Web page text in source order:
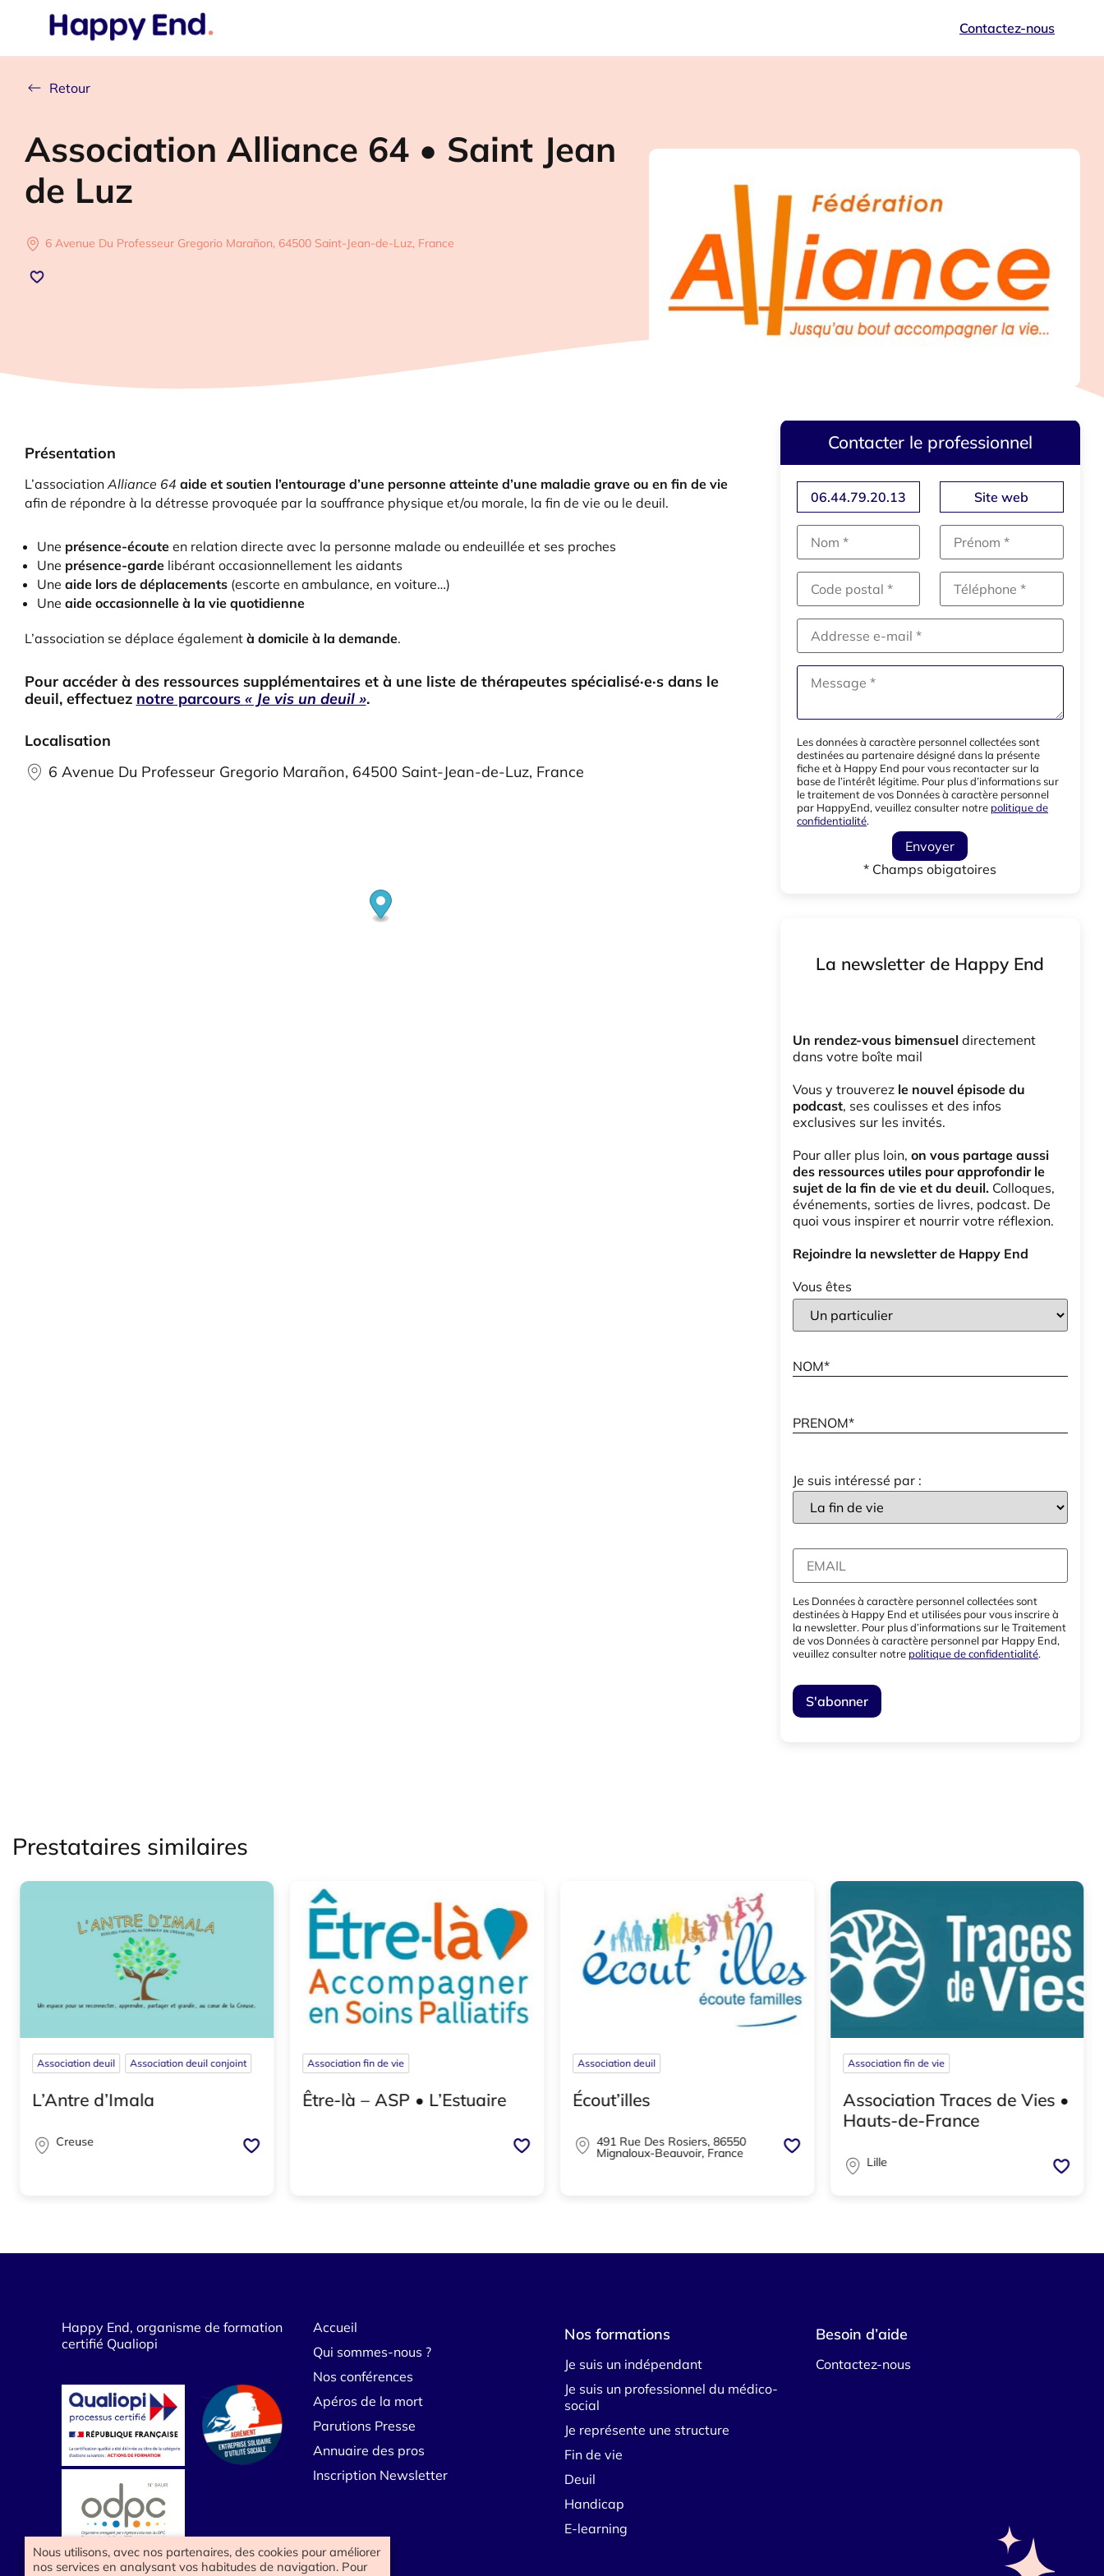
Contactez-nous
Retour
Association Alliance 64 • Saint Jean
de Luz
6 Avenue Du Professeur Gregorio Marañon, 64500 Saint-Jean-de-Luz, France
Présentation
L’associationAlliance 64 aide et soutien l’entourage d’une personne atteinte d’une maladie grave ou en fin de vie
afin de répondre à la détresse provoquée par la souffrance physique et/ou morale, la fin de vie ou le deuil.
Une présence-écouteen relation directe avec la personne malade ou endeuillée et ses proches
Une présence-gardelibérant occasionnellement les aidants
Une aide lors de déplacements(escorte en ambulance, en voiture…)
Une aide occasionnelle à la vie quotidienne
L’association se déplace également à domicile à la demande.
Pour accéder à des ressources supplémentaires et à une liste de thérapeutes spécialisé·e·s dans le
deuil, effectuez notre parcours « Je vis un deuil ».
Localisation
6 Avenue Du Professeur Gregorio Marañon, 64500 Saint-Jean-de-Luz, France
Contacter le professionnel
06.44.79.20.13 Site web
Les données à caractère personnel collectées sont
destinées au partenaire désigné dans la présente
fiche et à Happy End pour vous recontacter sur la
base de l’intérêt légitime. Pour plus d’informations sur
le traitement de vos Données à caractère personnel
par HappyEnd, veuillez consulter notre politique de
confidentialité.
Envoyer
* Champs obigatoires
La newsletter de Happy End
Un rendez-vous bimensuel directement
dans votre boîte mail
Vous y trouverez le nouvel épisode du
podcast, ses coulisses et des infos
exclusives sur les invités.
Pour aller plus loin, on vous partage aussi
des ressources utiles pour approfondir le
sujet de la fin de vie et du deuil. Colloques,
événements, sorties de livres, podcast. De
quoi vous inspirer et nourrir votre réflexion.
Rejoindre la newsletter de Happy End
Vous êtes
Je suis intéressé par :
Les Données à caractère personnel collectées sont
destinées à Happy End et utilisées pour vous inscrire à
la newsletter. Pour plus d’informations sur le Traitement
de vos Données à caractère personnel par Happy End,
veuillez consulter notre politique de confidentialité.
Prestataires similaires
Association deuil Association deuil conjoint
L’Antre d’Imala
Creuse
Association fin de vie
Être-là – ASP • L’Estuaire
Association deuil
Écout’illes
491 Rue Des Rosiers, 86550
Mignaloux-Beauvoir, France
Association fin de vie
Association Traces de Vies •
Hauts-de-France
Lille
Happy End, organisme de formation
certifié Qualiopi
Accueil
Qui sommes-nous ?
Nos conférences
Apéros de la mort
Parutions Presse
Annuaire des pros
Inscription Newsletter
Nos formations
Je suis un indépendant
Je suis un professionnel du médico-
social
Je représente une structure
Fin de vie
Deuil
Handicap
E-learning
Besoin d’aide
Contactez-nous
Nous utilisons, avec nos partenaires, des cookies pour améliorer
nos services en analysant vos habitudes de navigation. Pour